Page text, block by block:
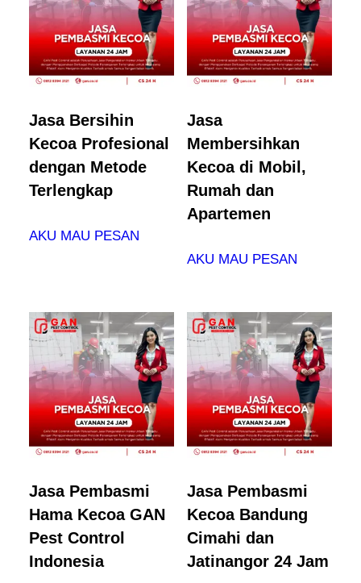
Jasa Bersihin
Kecoa Profesional
dengan Metode
Terlengkap
AKU MAU PESAN
Jasa
Membersihkan
Kecoa di Mobil,
Rumah dan
Apartemen
AKU MAU PESAN
Jasa Pembasmi
Hama Kecoa GAN
Pest Control
Indonesia
Jasa Pembasmi
Kecoa Bandung
Cimahi dan
Jatinangor 24 Jam